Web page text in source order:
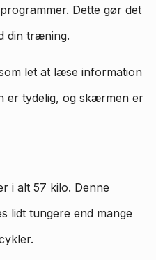
Dette gør det
din træning.
let at læse information
er tydelig, og skærmen er
i alt 57 kilo. Denne
lidt tungere end mange